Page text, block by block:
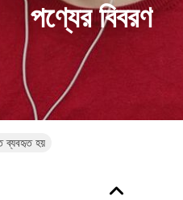
পণ্যের বিবরণ
ব্যবহৃত হয়